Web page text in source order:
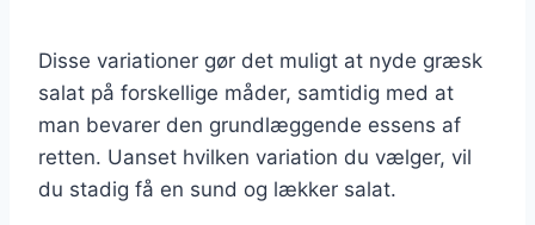
Disse variationer gør det muligt at nyde græsk
salat på forskellige måder, samtidig med at
man bevarer den grundlæggende essens af
retten. Uanset hvilken variation du vælger, vil
du stadig få en sund og lækker salat.